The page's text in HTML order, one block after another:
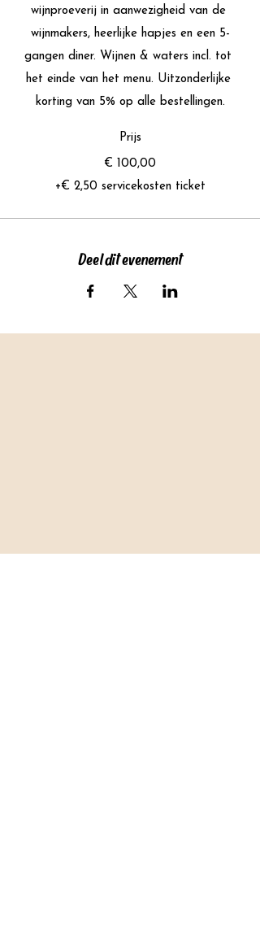
wijnproeverij in aanwezigheid van de
wijnmakers, heerlijke hapjes en een 5-
gangen diner. Wijnen & waters incl. tot
het einde van het menu. Uitzonderlijke
korting van 5% op alle bestellingen.
Prijs
€ 100,00
+€ 2,50 servicekosten ticket
Deel dit evenement